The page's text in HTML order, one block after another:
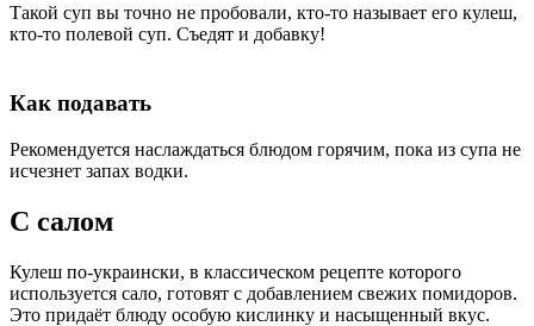
Такой суп вы точно не пробовали, кто-то называет его кулеш,
кто-то полевой суп. Съедят и добавку!
Как подавать
Рекомендуется наслаждаться блюдом горячим, пока из супа не
исчезнет запах водки.
С салом
Кулеш по-украински, в классическом рецепте которого
используется сало, готовят с добавлением свежих помидоров.
Это придаёт блюду особую кислинку и насыщенный вкус.